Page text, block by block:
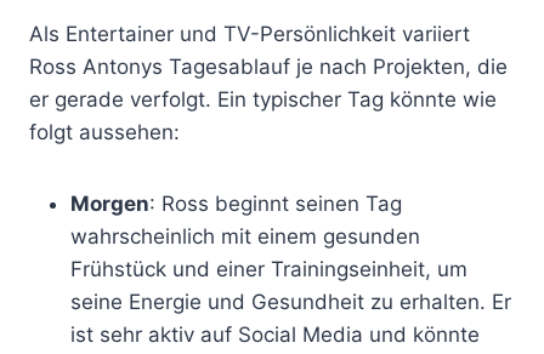
Als Entertainer und TV-Persönlichkeit variiert
Ross Antonys Tagesablauf je nach Projekten, die
er gerade verfolgt. Ein typischer Tag könnte wie
folgt aussehen:
Morgen: Ross beginnt seinen Tag
wahrscheinlich mit einem gesunden
Frühstück und einer Trainingseinheit, um
seine Energie und Gesundheit zu erhalten. Er
ist sehr aktiv auf Social Media und könnte